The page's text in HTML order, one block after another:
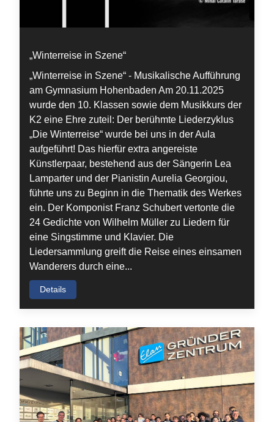
„Winterreise in Szene“
„Winterreise in Szene“ - Musikalische Aufführung
am Gymnasium Hohenbaden Am 20.11.2025
wurde den 10. Klassen sowie dem Musikkurs der
K2 eine Ehre zuteil: Der berühmte Liederzyklus
„Die Winterreise“ wurde bei uns in der Aula
aufgeführt! Das hierfür extra angereiste
Künstlerpaar, bestehend aus der Sängerin Lea
Lamparter und der Pianistin Aurelia Georgiou,
führte uns zu Beginn in die Thematik des Werkes
ein. Der Komponist Franz Schubert vertonte die
24 Gedichte von Wilhelm Müller zu Liedern für
eine Singstimme und Klavier. Die
Liedersammlung greift die Reise eines einsamen
Wanderers durch eine...
Details